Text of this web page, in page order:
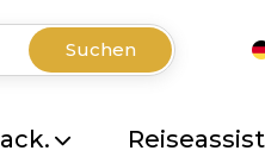
Suchen